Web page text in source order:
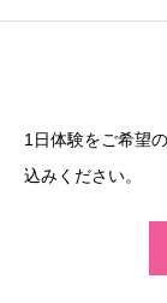
1日体験をご希望
込みください。